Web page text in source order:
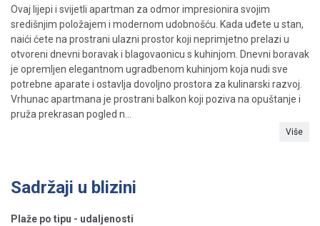
Ovaj lijepi i svijetli apartman za odmor impresionira svojim
središnjim položajem i modernom udobnošću. Kada uđete u stan,
naići ćete na prostrani ulazni prostor koji neprimjetno prelazi u
otvoreni dnevni boravak i blagovaonicu s kuhinjom. Dnevni boravak
je opremljen elegantnom ugradbenom kuhinjom koja nudi sve
potrebne aparate i ostavlja dovoljno prostora za kulinarski razvoj.
Vrhunac apartmana je prostrani balkon koji poziva na opuštanje i
pruža prekrasan pogled n...
Više
Sadržaji u blizini
Plaže po tipu - udaljenosti